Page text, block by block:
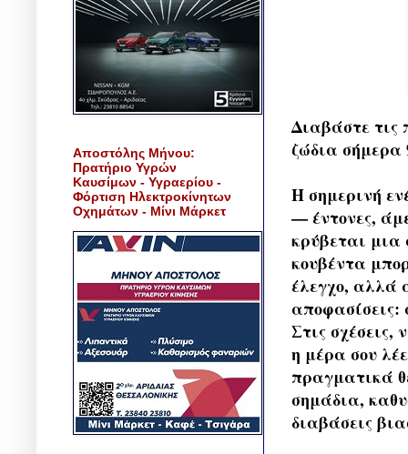
Διαβάστε τις
ζώδια σήμερα
Η σημερινή
— έντονες,
κρύβεται μια
κουβέντα
έλεγχο, αλλά
αποφασίσεις:
Στις
η μέρα σου
πραγματικά
σημάδια,
διαβάσεις
Αποστόλης Μήνου:
Πρατήριο Υγρών
Καυσίμων - Υγραερίου -
Φόρτιση Ηλεκτροκίνητων
Οχημάτων - Μίνι Μάρκετ